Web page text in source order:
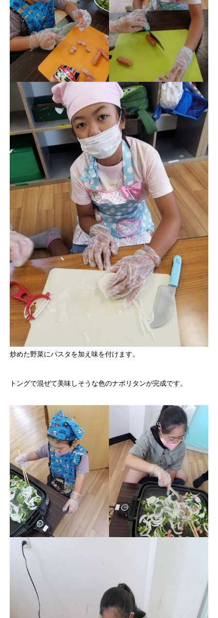
炒めた野菜にパスタを加え味を付けます。
トングで混ぜて美味しそうな色のナポリタンが完成です。